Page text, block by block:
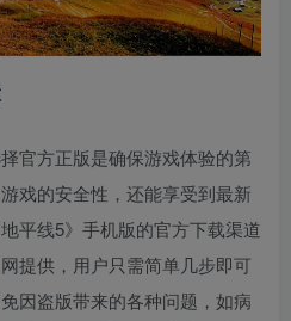
官方正版是确保游戏体验的第
戏的安全性，还能享受到最新
平线5》手机版的官方下载渠道
提供，用户只需简单几步即可
因盗版带来的各种问题，如病